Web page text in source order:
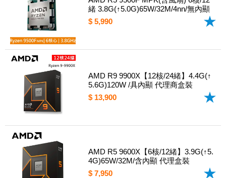
緒 3.8G(↑5.0G)65W/32M/4nn/無內顯
$ 5,990
AMD R9 9900X【12核/24緒】4.4G(↑
5.6G)120W /具內顯 代理商盒裝
$ 13,900
AMD R5 9600X【6核/12緒】3.9G(↑5.
4G)65W/32M/含內顯 代理盒裝
$ 7,950